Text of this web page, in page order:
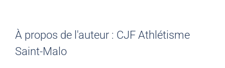
À propos de l'auteur : CJF Athlétisme
Saint-Malo